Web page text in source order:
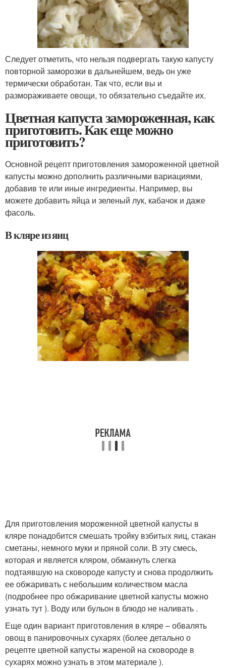
Следует отметить, что нельзя подвергать такую капусту
повторной заморозки в дальнейшем, ведь он уже
термически обработан. Так что, если вы и
размораживаете овощи, то обязательно съедайте их.
Цветная капуста замороженная, как
приготовить. Как еще можно
приготовить?
Основной рецепт приготовления замороженной цветной
капусты можно дополнить различными вариациями,
добавив те или иные ингредиенты. Например, вы
можете добавить яйца и зеленый лук, кабачок и даже
фасоль.
В кляре из яиц
Для приготовления мороженной цветной капусты в
кляре понадобится смешать тройку взбитых яиц, стакан
сметаны, немного муки и пряной соли. В эту смесь,
которая и является кляром, обмакнуть слегка
подтаявшую на сковороде капусту и снова продолжить
ее обжаривать с небольшим количеством масла
(подробнее про обжаривание цветной капусты можно
узнать тут ). Воду или бульон в блюдо не наливать .
Еще один вариант приготовления в кляре – обвалять
овощ в панировочных сухарях (более детально о
рецепте цветной капусты жареной на сковороде в
сухарях можно узнать в этом материале ).